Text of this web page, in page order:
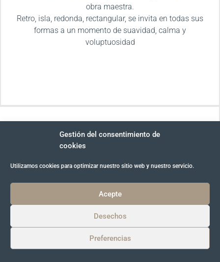
Gestión del consentimiento de
cookies
Utilizamos cookies para optimizar nuestro sitio web y nuestro servicio.
Acepte
Desechos
Preferencias
obra maestra.
Retro, isla, redonda, rectangular, se invita en todas sus
formas a un momento de suavidad, calma y
voluptuosidad